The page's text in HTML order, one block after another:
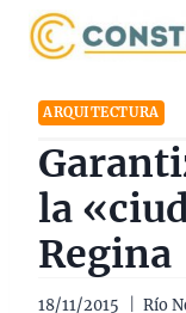
Saltar
ARQUITECTURA
la
Regina
18/11/2015 Río